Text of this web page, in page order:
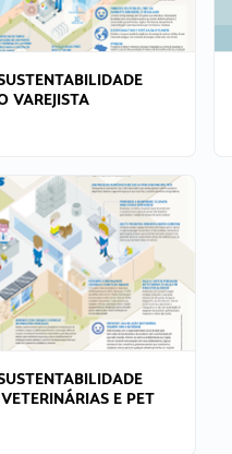
VAREJISTA
E PET